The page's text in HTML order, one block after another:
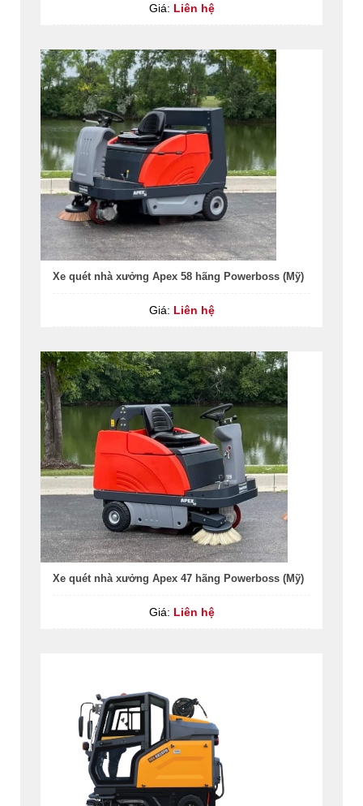
Giá: Liên hệ
Xe quét nhà xưởng Apex 58 hãng Powerboss (Mỹ)
Giá: Liên hệ
Xe quét nhà xưởng Apex 47 hãng Powerboss (Mỹ)
Giá: Liên hệ